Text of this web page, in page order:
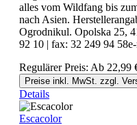
alles vom Wildfang bis
nach Asien.
Ogrodnikul. Opolska 25,
92 10 | fax: 32 249 94
Regulärer Preis: Ab 22,99
Preise inkl. MwSt. zzgl.
Details
Escacolor